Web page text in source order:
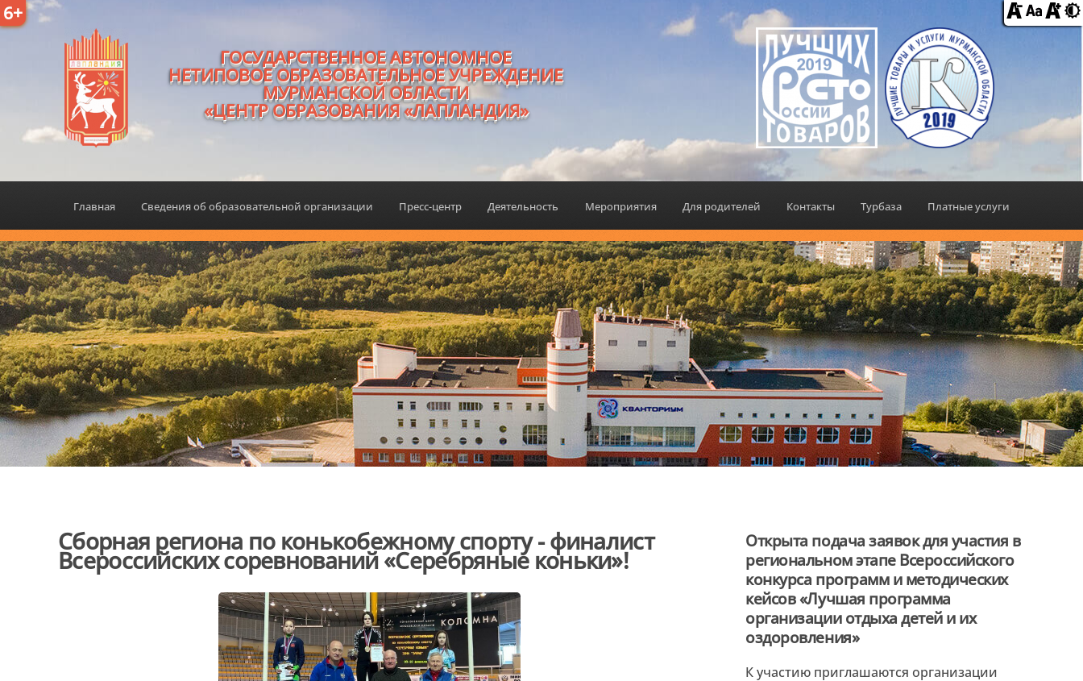
6+
ГОСУДАРСТВЕННОЕ АВТОНОМНОЕ
НЕТИПОВОЕ ОБРАЗОВАТЕЛЬНОЕ УЧРЕЖДЕНИЕ
МУРМАНСКОЙ ОБЛАСТИ
«ЦЕНТР ОБРАЗОВАНИЯ «ЛАПЛАНДИЯ»
Главная Сведения об образовательной организации Пресс-центр Деятельность Мероприятия Для родителей Контакты Турбаза Платные услуги
Сборная региона по конькобежному спорту - финалист
Всероссийских соревнований «Серебряные коньки»!
Открыта подача заявок для участия в
региональном этапе Всероссийского
конкурса программ и методических
кейсов «Лучшая программа
организации отдыха детей и их
оздоровления»
К участию приглашаются организации